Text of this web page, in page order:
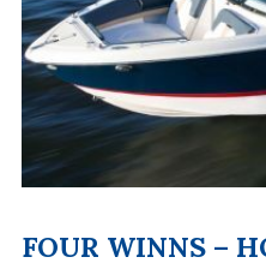
FOUR WINNS –